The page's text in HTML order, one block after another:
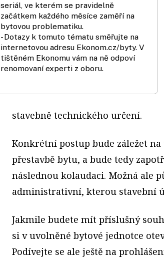
seriál, ve kterém se pravidelně
začátkem každého měsíce zaměří na
bytovou problematiku.
- Dotazy k tomuto tématu směřujte na
internetovou adresu Ekonom.cz/byty. V
tištěném Ekonomu vám na ně odpoví
renomovaní experti z oboru.
stavebně technického určení.
Konkrétní postup bude záležet
přestavbě bytu, a bude tedy
následnou kolaudaci. Možná ale
administrativní, kterou stavební
Jakmile budete mít příslušný
si v uvolněné bytové jednotce
Podívejte se ale ještě na